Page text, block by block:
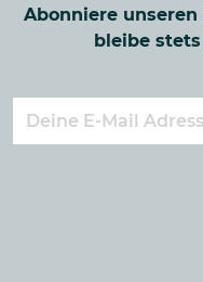
Abonniere
bleibe